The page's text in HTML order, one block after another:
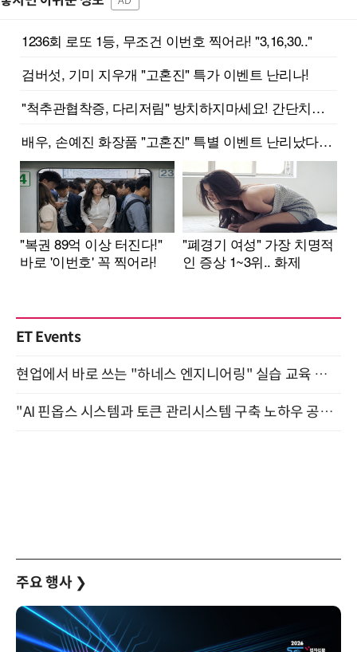
ET Events
현업에서 바로 쓰는 "하네스 엔지니어링" 실습 교육 워크숍 8월 20일 개최
"AI 핀옵스 시스템과 토큰 관리시스템 구축 노하우 공개" 잠실 한국광고문화회관 2층 대회의실 (8/21)
주요 행사 ❯